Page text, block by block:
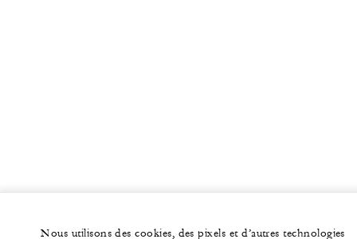
Nous utilisons des cookies, des pixels et d’autres technologies